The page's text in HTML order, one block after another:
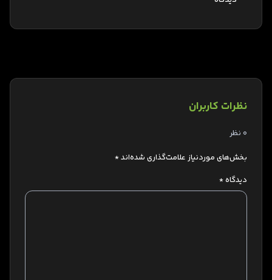
نظرات کاربران
0 نظر
بخش‌های موردنیاز علامت‌گذاری شده‌اند*
دیدگاه*